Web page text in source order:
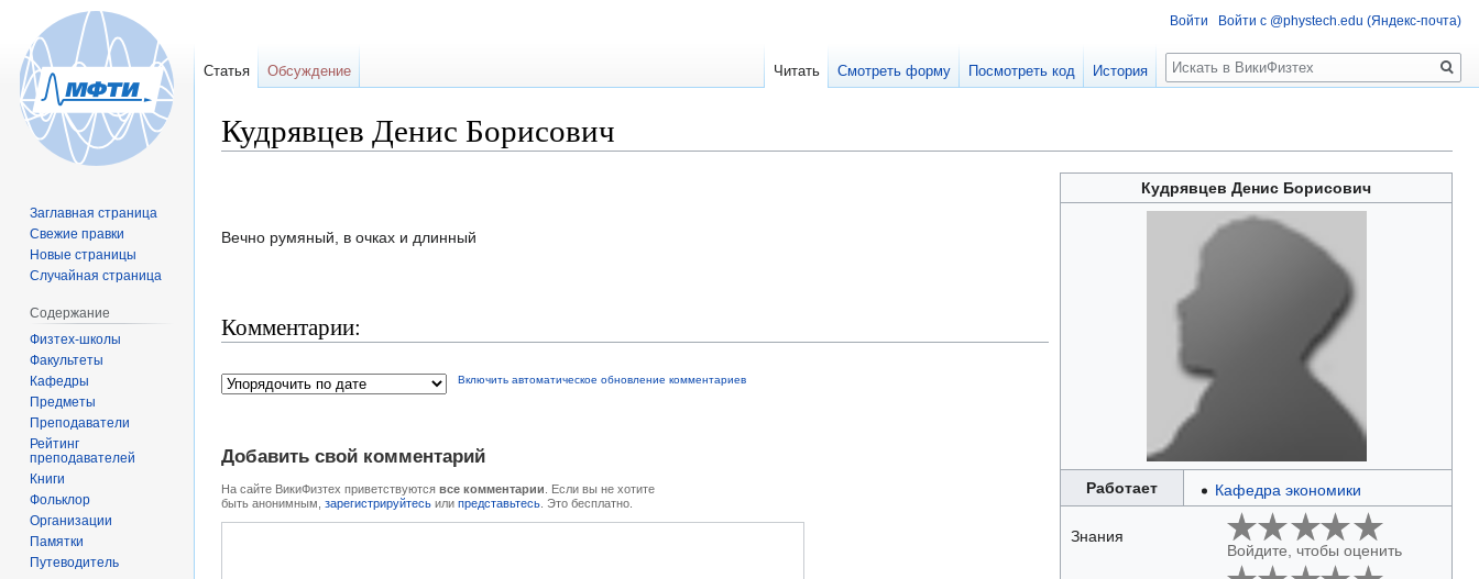
Кудрявцев Денис Борисович
навигации
поиску
Кудрявцев Денис Борисович
Работает Кафедра экономики
Знания
Войдите, чтобы оценить
Вечно румяный, в очках и длинный
Комментарии:
Включить автоматическое обновление комментариев
Добавить свой комментарий
На сайте ВикиФизтех приветствуются все комментарии . Если вы не хотите
быть анонимным, зарегистрируйтесь или представьтесь . Это бесплатно.
Войти Войти с @phystech.edu (Яндекс-почта)
Статья Обсуждение Читать Смотреть форму Посмотреть код История
Поиск
Заглавная страница
Свежие правки
Новые страницы
Случайная страница
Содержание
Физтех-школы
Факультеты
Кафедры
Предметы
Преподаватели
Рейтинг
преподавателей
Книги
Фольклор
Организации
Памятки
Путеводитель